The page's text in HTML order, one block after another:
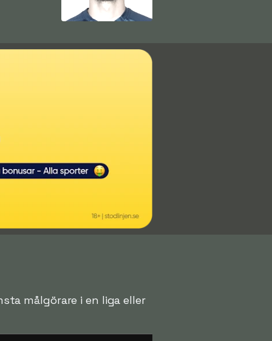
målgörare i en liga eller